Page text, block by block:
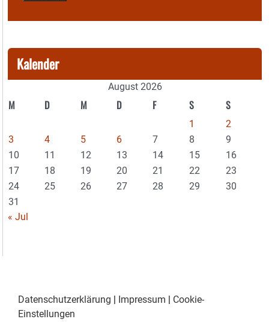
Kalender
August 2026
M D M D F S S
1
2
3
4 5 6 7 8
9
10
11 12 13 14 15
16
17
18 19 20 21 22
23
24
25 26 27 28 29
30
31
« Jul
Datenschutzerklärung Impressum
Cookie-
Einstellungen